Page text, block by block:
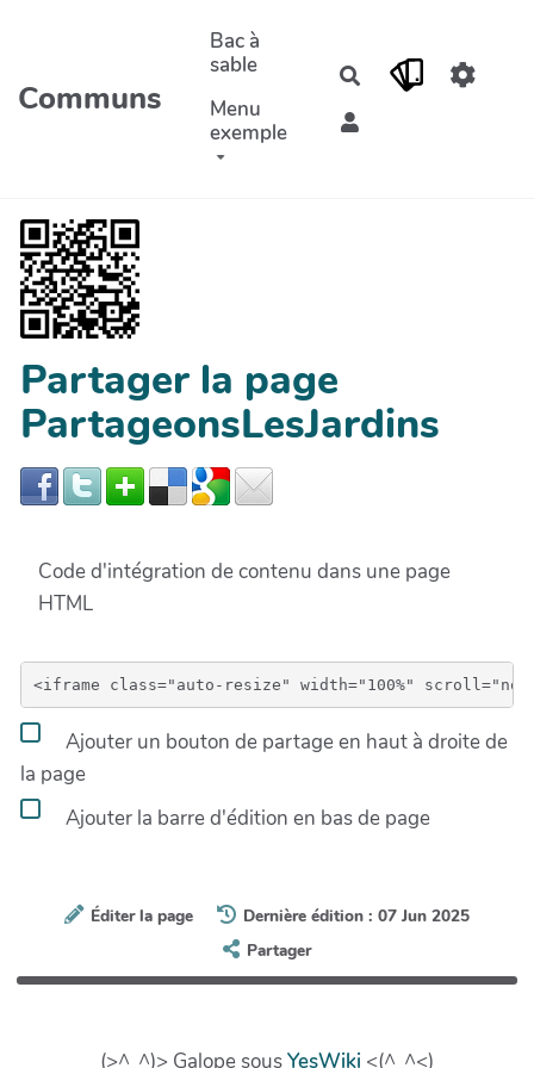
Aller au contenu principal
Communs
Bac à
sable
Menu
exemple
Rechercher
Partager la page
PartageonsLesJardins
Code d'intégration de contenu dans une page
HTML
Ajouter un bouton de partage en haut à droite de
la page
Ajouter la barre d'édition en bas de page
Éditer la page
Dernière édition : 07 Jun 2025
Partager
(>^_^)> Galope sousYesWiki <(^_^<)